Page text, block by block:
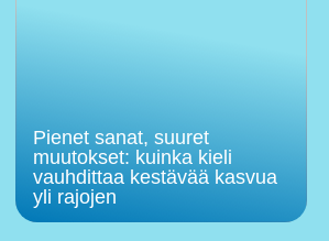
Pienet sanat, suuret
muutokset: kuinka kieli
vauhdittaa kestävää kasvua
yli rajojen